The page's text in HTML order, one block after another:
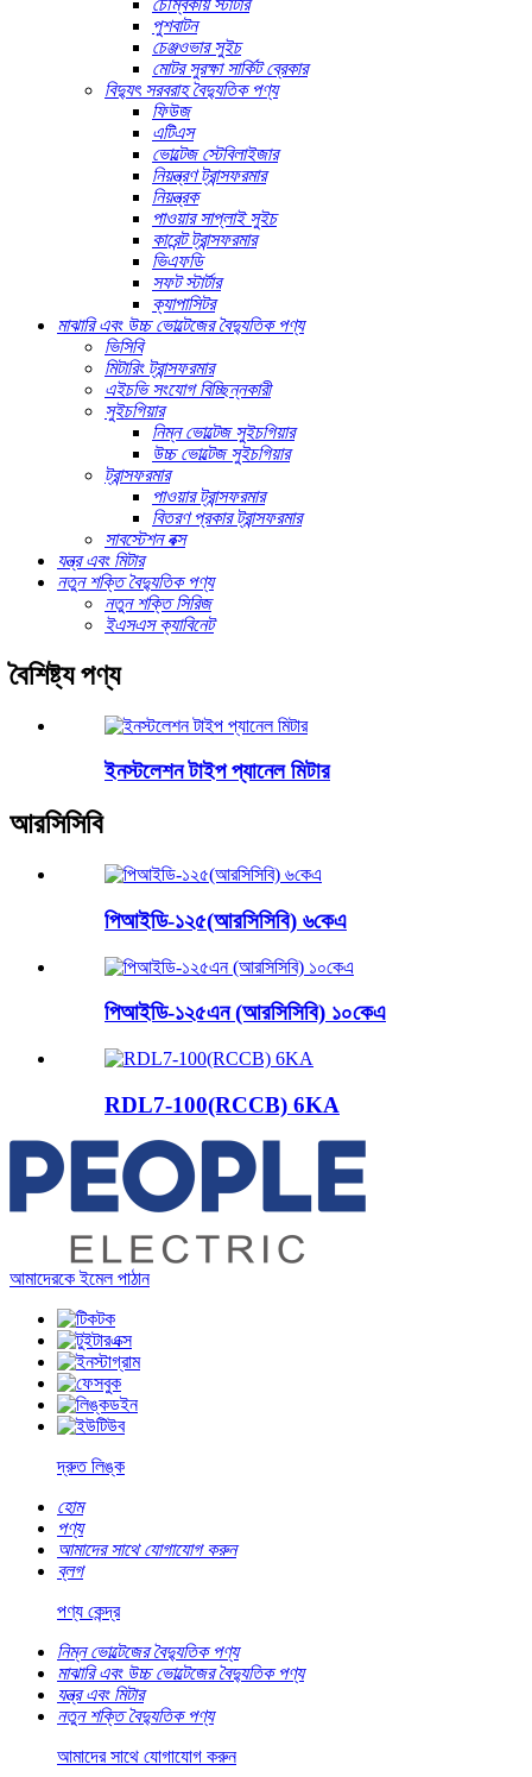
পুশবাটন
চেঞ্জওভার সুইচ
মোটর সুরক্ষা সার্কিট ব্রেকার
বিদ্যুৎ সরবরাহ বৈদ্যুতিক পণ্য
ফিউজ
এটিএস
ভোল্টেজ স্টেবিলাইজার
নিয়ন্ত্রণ ট্রান্সফরমার
নিয়ন্ত্রক
পাওয়ার সাপ্লাই সুইচ
কারেন্ট ট্রান্সফরমার
ভিএফডি
সফট স্টার্টার
ক্যাপাসিটর
মাঝারি এবং উচ্চ ভোল্টেজের বৈদ্যুতিক পণ্য
ভিসিবি
মিটারিং ট্রান্সফরমার
এইচভি সংযোগ বিচ্ছিন্নকারী
সুইচগিয়ার
নিম্ন ভোল্টেজ সুইচগিয়ার
উচ্চ ভোল্টেজ সুইচগিয়ার
ট্রান্সফরমার
পাওয়ার ট্রান্সফরমার
বিতরণ প্রকার ট্রান্সফরমার
সাবস্টেশন বক্স
যন্ত্র এবং মিটার
নতুন শক্তি বৈদ্যুতিক পণ্য
নতুন শক্তি সিরিজ
ইএসএস ক্যাবিনেট
বৈশিষ্ট্য পণ্য
ইনস্টলেশন টাইপ প্যানেল মিটার
আরসিসিবি
পিআইডি-১২৫(আরসিসিবি) ৬কেএ
পিআইডি-১২৫এন (আরসিসিবি) ১০কেএ
RDL7-100(RCCB) 6KA
আমাদেরকে ইমেল পাঠান
দ্রুত লিঙ্ক
হোম
পণ্য
আমাদের সাথে যোগাযোগ করুন
ব্লগ
পণ্য কেন্দ্র
নিম্ন ভোল্টেজের বৈদ্যুতিক পণ্য
মাঝারি এবং উচ্চ ভোল্টেজের বৈদ্যুতিক পণ্য
যন্ত্র এবং মিটার
নতুন শক্তি বৈদ্যুতিক পণ্য
আমাদের সাথে যোগাযোগ করুন